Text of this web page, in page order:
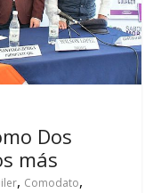
Dos
más
, Comodato,